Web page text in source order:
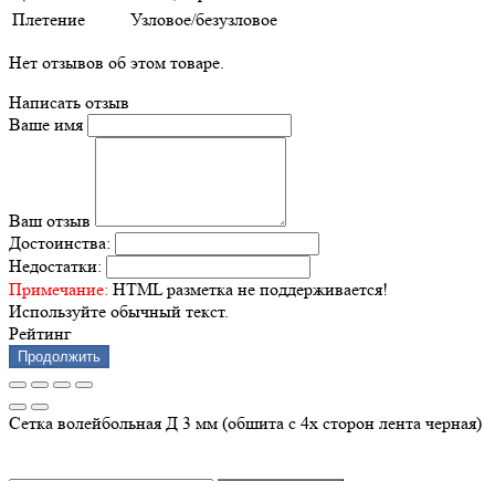
Плетение
Узловое/безузловое
Нет отзывов об этом товаре.
Написать отзыв
Ваше имя
Ваш отзыв
Достоинства:
Недостатки:
Примечание: HTML разметка не поддерживается!
Используйте обычный текст.
Рейтинг
Продолжить
Сетка волейбольная Д 3 мм (обшита с 4х сторон лента черная)